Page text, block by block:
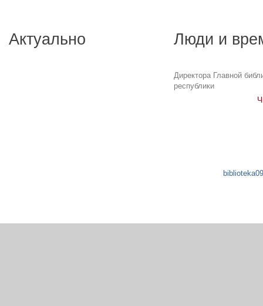
Актуально Люди и
Директора Главной
республики